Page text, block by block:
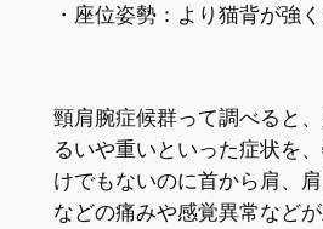
・座位姿勢：より猫背が強
頸肩腕症候群って調べると
るいや重いといった症状を
けでもないのに首から肩、
などの痛みや感覚異常など